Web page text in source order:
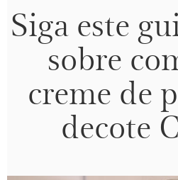
Siga este
sobre
creme de
decote